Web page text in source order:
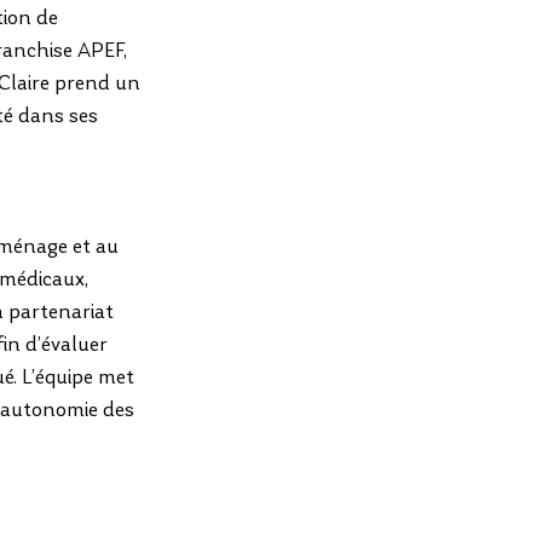
de
APEF,
prend un
dans ses
et au
partenariat
d’évaluer
L’équipe met
des